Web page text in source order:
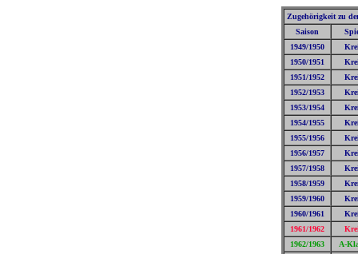
Zugehörigkeit zu
Saison
1949/1950
1950/1951
1951/1952
1952/1953
1953/1954
1954/1955
1955/1956
1956/1957
1957/1958
1958/1959
1959/1960
1960/1961
1961/1962
1962/1963
A-